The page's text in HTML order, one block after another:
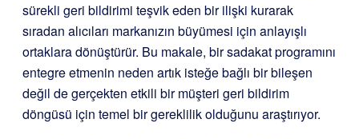
sürekli geri bildirimi teşvik eden bir ilişki kurarak
sıradan alıcıları markanızın büyümesi için anlayışlı
ortaklara dönüştürür. Bu makale, bir sadakat programını
entegre etmenin neden artık isteğe bağlı bir bileşen
değil de gerçekten etkili bir müşteri geri bildirim
döngüsü için temel bir gereklilik olduğunu araştırıyor.